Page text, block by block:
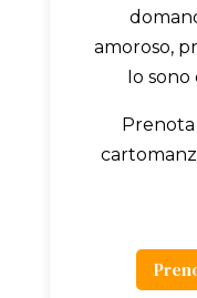
amoroso,
Io